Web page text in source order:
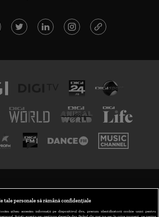
tale personale să rămână confidențiale
și/sau accesăm informații pe dispozitivul dvs., precum identificatorii cookie unici pentru